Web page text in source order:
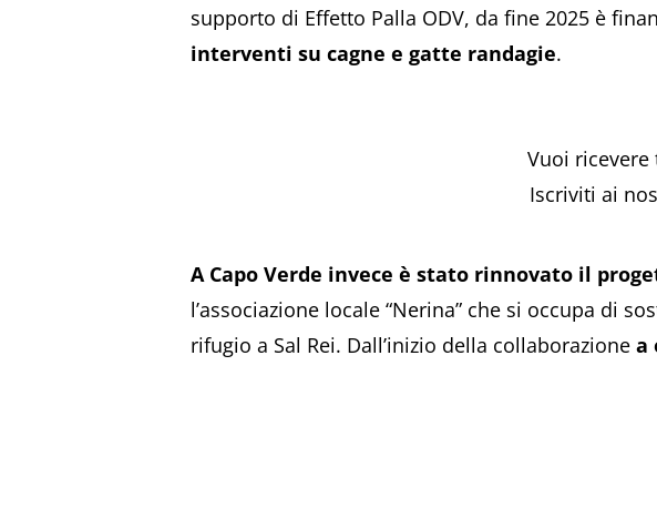
supporto di Effetto Palla ODV, da fine 2025 è
interventi su cagne e gatte randagie.
Vuoi
Iscriviti ai
A Capo Verde invece è stato rinnovato il
l’associazione locale “Nerina” che si occupa di
rifugio a Sal Rei. Dall’inizio della collaborazione a